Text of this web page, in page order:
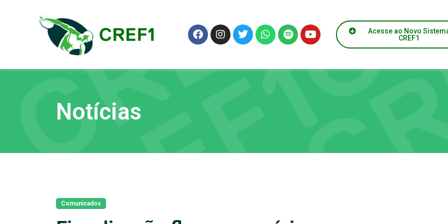
Acesse ao Novo
CREF1
Notícias
Comunicados